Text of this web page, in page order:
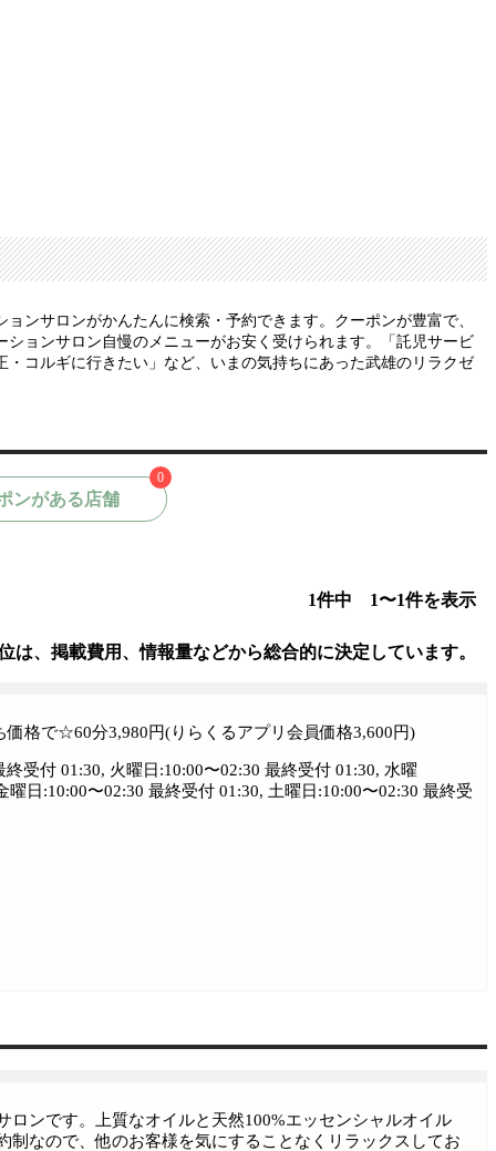
ンサロンがかんたんに検索・予約できます。クーポンが豊富で、
ョンサロン自慢のメニューがお安く受けられます。「託児サービ
コルギに行きたい」など、いまの気持ちにあった武雄のリラクゼ
ンがある店舗
0
1件中 1〜1件を表示
は、掲載費用、情報量などから総合的に決定しています。
格で☆60分3,980円(りらくるアプリ会員価格3,600円)
受付 01:30, 火曜日:10:00〜02:30 最終受付 01:30, 水曜
日:10:00〜02:30 最終受付 01:30, 土曜日:10:00〜02:30 最終受
ンです。上質なオイルと天然100%エッセンシャルオイル
なので、他のお客様を気にすることなくリラックスしてお